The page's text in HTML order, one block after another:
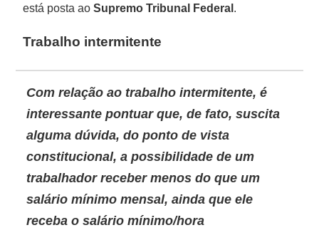
está posta aoSupremo Tribunal Federal .
Trabalho intermitente
Com relação ao trabalho intermitente, é
interessante pontuar que, de fato, suscita
alguma dúvida, do ponto de vista
constitucional, a possibilidade de um
trabalhador receber menos do que um
salário mínimo mensal, ainda que ele
receba o salário mínimo/hora